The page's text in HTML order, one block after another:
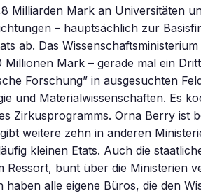
Milliarden Mark an Universitäten
– hauptsächlich zur
ab. Das
Millionen Mark – gerade mal ein
Forschung” in ausgesuchten
und Materialwissenschaften. Es
Zirkusprogramms. Orna Berry ist
weitere zehn in anderen
kleinen Etats. Auch die
Ressort, bunt über die Ministerien
haben alle eigene Büros, die den